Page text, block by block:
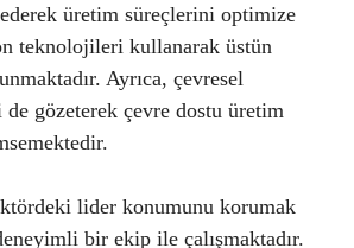
üretim süreçlerini optimize
teknolojileri kullanarak üstün
Ayrıca, çevresel
gözeterek çevre dostu üretim
lider konumunu korumak
bir ekip ile çalışmaktadır.